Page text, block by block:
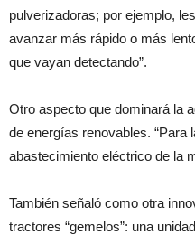
pulverizadoras; por ejemplo,
avanzar más rápido o más
que vayan detectando”.
Otro aspecto que dominará la
de energías renovables. “Para
abastecimiento eléctrico de la
También señaló como otra
tractores “gemelos”: una